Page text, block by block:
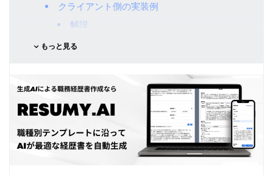
クライアント側の実装例
解説
実践的なネットワークプログラミングのテクニック
解説
非同期通信の導入（asyncioとの連携）
ポイント
もっと見る